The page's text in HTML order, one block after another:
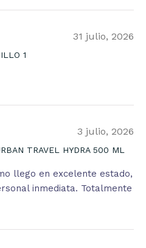
31 julio, 2026
1
3 julio, 2026
TRAVEL HYDRA 500 ML
llego en excelente estado,
inmediata. Totalmente